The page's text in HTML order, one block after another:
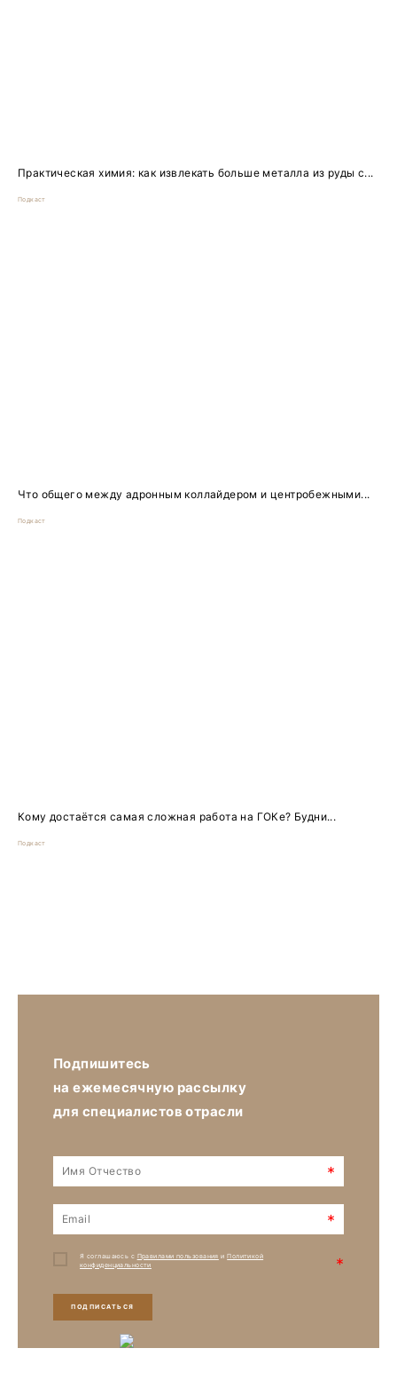
Практическая химия: как извлекать больше металла из руды с...
Подкаст
Что общего между адронным коллайдером и центробежными...
Подкаст
Кому достаётся самая сложная работа на ГОКе? Будни...
Подкаст
Подпишитесь
на ежемесячную рассылку
для специалистов отрасли
*
*
Я соглашаюсь с Правилами пользования иПолитикой
конфиденциальности
*
ПОДПИСАТЬСЯ